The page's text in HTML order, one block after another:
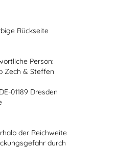
Rückseite
Person:
Zech & Steffen
01189 Dresden
der Reichweite
durch